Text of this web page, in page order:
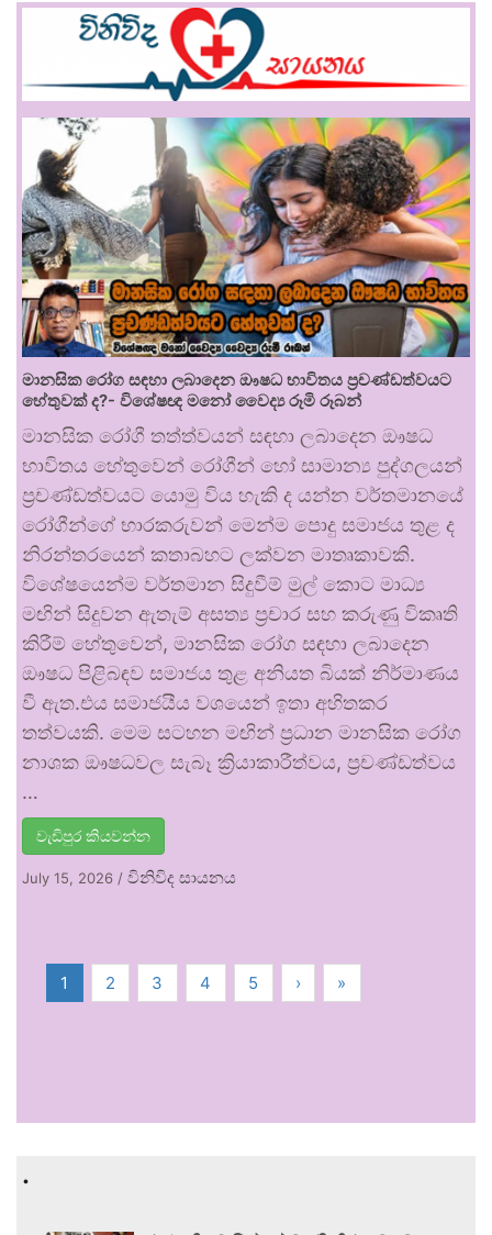
මානසික රෝග සඳහා ලබාදෙන ඖෂධ භාවිතය ප්‍රචණ්ඩත්වයට
හේතුවක් ද?- විශේෂඥ මනෝ වෛද්‍ය රූමි රූබන්
මානසික රෝගී තත්ත්වයන් සඳහා ලබාදෙන ඖෂධ
භාවිතය හේතුවෙන් රෝගීන් හෝ සාමාන්‍ය පුද්ගලයන්
ප්‍රචණ්ඩත්වයට යොමු විය හැකි ද යන්න වර්තමානයේ
රෝගීන්ගේ භාරකරුවන් මෙන්ම පොදු සමාජය තුළ ද
නිරන්තරයෙන් කතාබහට ලක්වන මාතෘකාවකි.
විශේෂයෙන්ම වර්තමාන සිදුවීම් මුල් කොට මාධ්‍ය
මඟින් සිදුවන ඇතැම් අසත්‍ය ප්‍රචාර සහ කරුණු විකෘති
කිරීම් හේතුවෙන්, මානසික රෝග සඳහා ලබාදෙන
ඖෂධ පිළිබඳව සමාජය තුළ අනියත බියක් නිර්මාණය
වී ඇත.එය සමාජයීය වශයෙන් ඉතා අහිතකර
තත්වයකි. මෙම සටහන මඟින් ප්‍රධාන මානසික රෝග
නාශක ඖෂධවල සැබෑ ක්‍රියාකාරීත්වය, ප්‍රචණ්ඩත්වය
…
වැඩිපුර කියවන්න
July 15, 2026 / විනිවිද සායනය
1 2 3 4 5 › »
.